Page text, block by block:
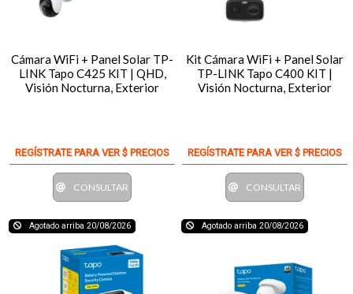
Cámara WiFi + Panel Solar TP-
LINK Tapo C425 KIT | QHD,
Visión Nocturna, Exterior
REGÍSTRATE PARA VER $ PRECIOS
CONSULTAR
Kit Cámara WiFi + Panel Solar
TP-LINK Tapo C400 KIT |
Visión Nocturna, Exterior
REGÍSTRATE PARA VER $ PRECIOS
CONSULTAR
Agotado arriba 20/08/2026 Agotado arriba 20/08/2026